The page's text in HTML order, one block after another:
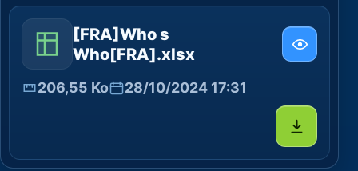
[FRA]Who s
Who[FRA].xlsx
206,55 Ko 28/10/2024 17:31